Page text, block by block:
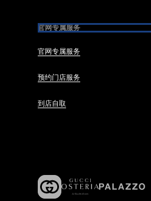
官网专属服务
官网专属服务
预约门店服务
到店自取